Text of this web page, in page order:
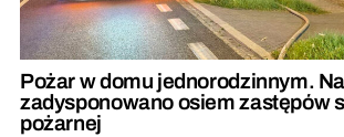
Pożar w domu jednorodzinnym.
zadysponowano osiem zastępów
pożarnej